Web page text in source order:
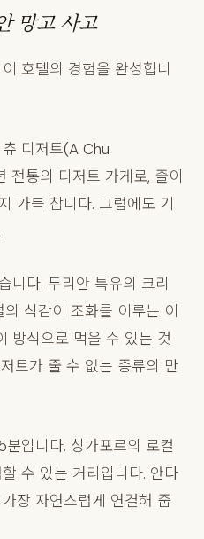
망고 사고
호텔의 경험을 완성합니
디저트(A Chu
통의 디저트 가게로, 줄이
가득 찹니다. 그럼에도 기
니다. 두리안 특유의 크리
식감이 조화를 이루는 이
방식으로 먹을 수 있는 것
트가 줄 수 없는 종류의 만
입니다. 싱가포르의 로컬
수 있는 거리입니다. 안다
장 자연스럽게 연결해 줍